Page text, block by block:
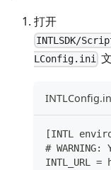
打开
INTLSDK/
LConfig.ini
[INTL
#
INTL_URL